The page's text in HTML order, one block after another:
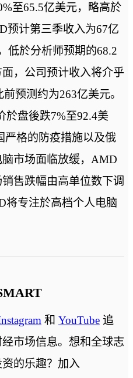
至65.5亿美元，略高於
预计第三季收入为67亿
低於分析师预期的68.2
，公司预计收入将介乎
预测约为263亿美元。
於盘後跌7%至92.4美
严格的防疫措施以及俄
市场面临放缓，AMD
售跌幅由高单位数下调
将专注於高档个人电脑
和 YouTube追
市场信息。想和全球志
的乐趣？加入